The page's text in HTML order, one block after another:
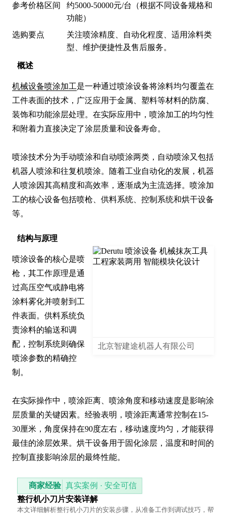
概述
机械设备喷涂加工是一种通过喷涂设备将涂料均匀覆盖在
工件表面的技术，广泛应用于金属、塑料等材料的防腐、
装饰和功能涂层处理。在实际应用中，喷涂加工的均匀性
和附着力直接决定了涂层质量和设备寿命。
喷涂技术分为手动喷涂和自动喷涂两类，自动喷涂又包括
机器人喷涂和往复机喷涂。随着工业自动化的发展，机器
人喷涂因其高精度和高效率，逐渐成为主流选择。喷涂加
工的核心设备包括喷枪、供料系统、控制系统和烘干设备
等。
结构与原理
北京智建途机器人有限公司
喷涂设备的核心是喷
枪，其工作原理是通
过高压空气或静电将
涂料雾化并喷射到工
件表面。供料系统负
责涂料的输送和调
配，控制系统则确保
喷涂参数的精确控
制。
在实际操作中，喷涂距离、喷涂角度和移动速度是影响涂
层质量的关键因素。经验表明，喷涂距离通常控制在15-
30厘米，角度保持在90度左右，移动速度均匀，才能获得
最佳的涂层效果。烘干设备用于固化涂层，温度和时间的
控制直接影响涂层的最终性能。
商家经验 真实案例 · 安全可信
整行机小刀片安装详解
本文详细解析整行机小刀片的安装步骤，从准备工作到调试技巧，帮
参考价格区间
约5000-50000元/台（根据不同设备规格和
功能）
选购要点
关注喷涂精度、自动化程度、适用涂料类
型、维护便捷性及售后服务。